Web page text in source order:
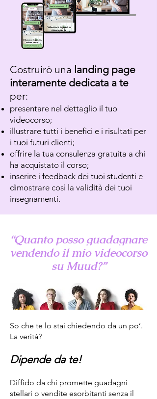
Costruirò una landing page
interamente dedicata a te
per:
presentare nel dettaglio il tuo
videocorso;
illustrare tutti i benefici e i risultati per
i tuoi futuri clienti;
offrire la tua consulenza gratuita a chi
ha acquistato il corso;
inserire i feedback dei tuoi studenti e
dimostrare così la validità dei tuoi
insegnamenti.
“Quanto posso guadagnare
vendendo il mio videocorso
su Muud?”
So che te lo stai chiedendo da un po’.
La verità?
Dipende da te!
Diffido da chi promette guadagni
stellari o vendite esorbitanti senza il